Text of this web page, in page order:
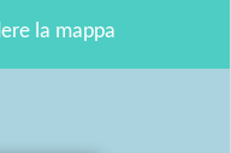
la mappa